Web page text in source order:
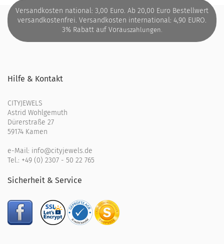
Versandkosten national: 3,00 Euro. Ab 20,00 Euro Bestellwert
versandkostenfrei. Versandkosten international: 4,90 EURO.
3% Rabatt auf Vorauszahlungen.
Hilfe & Kontakt
CITYJEWELS
Astrid Wohlgemuth
Dürerstraße 27
59174 Kamen
e-Mail: info@cityjewels.de
Tel.: +49 (0) 2307 - 50 22 765
Sicherheit & Service